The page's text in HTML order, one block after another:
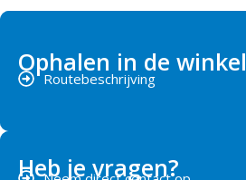
Ophalen in de winkel
Routebeschrijving
Heb je vragen?